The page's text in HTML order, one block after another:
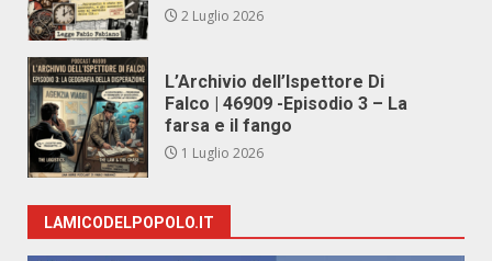
2 Luglio 2026
L’Archivio dell’Ispettore Di
Falco | 46909 -Episodio 3 – La
farsa e il fango
1 Luglio 2026
LAMICODELPOPOLO.IT